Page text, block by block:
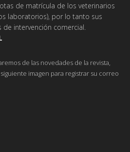
de matrícula de los veterinarios
laboratorios), por lo tanto sus
intervención comercial.
de las novedades de la revista,
siguiente imagen para registrar su correo